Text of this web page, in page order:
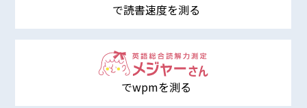
で読書速度を測る
でwpmを測る